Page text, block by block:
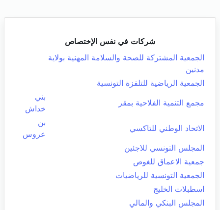
شركات في نفس الإختصاص
الجمعية المشتركة للصحة والسلامة المهنية بولاية
مدنين
الجمعية الرياضية للتلفزة التونسية
مجمع التنمية الفلاحية بمقر
بني
خداش
الاتحاد الوطني للتاكسي
بن
عروس
المجلس التونسي للاجئين
جمعية الاعماق للغوص
الجمعية التونسية للرياضيات
اسطبلات الخليج
المجلس البنكي والمالي